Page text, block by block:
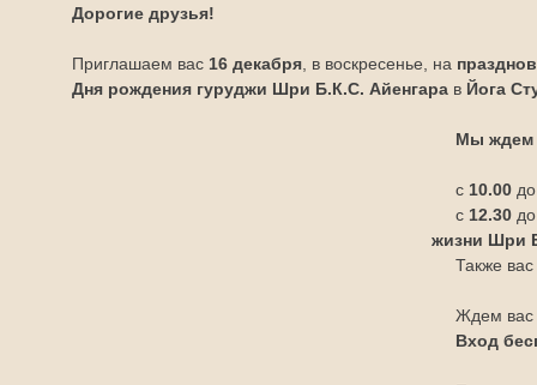
Дорогие друзья!
Приглашаем вас 16 декабря , в воскресенье, на
Дня рождения гуруджи Шри Б.К.С. Айенгара в Йога
Мы ждем
с 10.00
с 12.30
жизни Шри
Также
Ждем вас
Вход